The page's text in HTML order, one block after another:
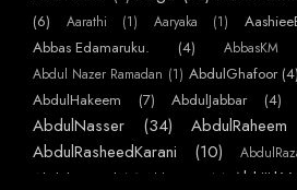
►August(275)
► July(357)
► June
►May(556)
►April(259)
(6)
Aarathi (1) Aaryaka (1)
Abbas Edamaruku. (4) AbbasKM
Abdul Nazer Ramadan (1) AbdulGhafoor (4)
AbdulHakeem (7) AbdulJabbar (4)
AbdulNasser (34) AbdulRaheem
AbdulRasheedKarani (10)
Abdulmajeed (7) AbhiKattor (1)